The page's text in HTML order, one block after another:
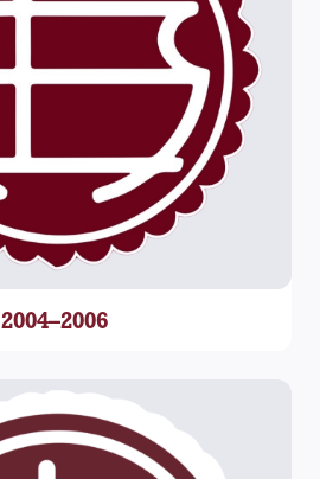
2004–2006